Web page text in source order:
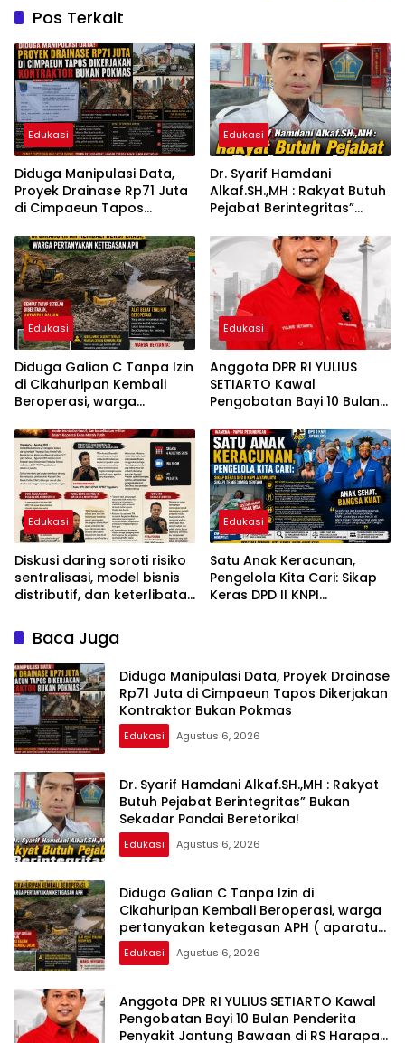
Pos Terkait
Edukasi
Diduga Manipulasi Data,
Proyek Drainase Rp71 Juta
di Cimpaeun Tapos
Bukan Pokmas
Edukasi
Dr. Syarif Hamdani
Alkaf.SH.,MH : Rakyat Butuh
Pejabat Berintegritas”
Beretorika!
Edukasi
Diduga Galian C Tanpa Izin
di Cikahuripan Kembali
Beroperasi, warga
APH ( aparatur penegak
hukum )
Edukasi
Anggota DPR RI YULIUS
SETIARTO Kawal
Pengobatan Bayi 10 Bulan
Bawaan di RS Harapan Kita
Edukasi
Diskusi daring soroti risiko
sentralisasi, model bisnis
distributif, dan keterlibatan
Desa Merah Putih
Edukasi
Satu Anak Keracunan,
Pengelola Kita Cari: Sikap
Keras DPD II KNPI
Baca Juga
Diduga Manipulasi Data, Proyek Drainase
Rp71 Juta di Cimpaeun Tapos Dikerjakan
Kontraktor Bukan Pokmas
Edukasi Agustus 6, 2026
Dr. Syarif Hamdani Alkaf.SH.,MH : Rakyat
Butuh Pejabat Berintegritas” Bukan
Sekadar Pandai Beretorika!
Edukasi Agustus 6, 2026
Diduga Galian C Tanpa Izin di
Cikahuripan Kembali Beroperasi, warga
pertanyakan ketegasan APH ( aparatur
penegak hukum )
Edukasi Agustus 6, 2026
Anggota DPR RI YULIUS SETIARTO Kawal
Pengobatan Bayi 10 Bulan Penderita
Penyakit Jantung Bawaan di RS Harapan